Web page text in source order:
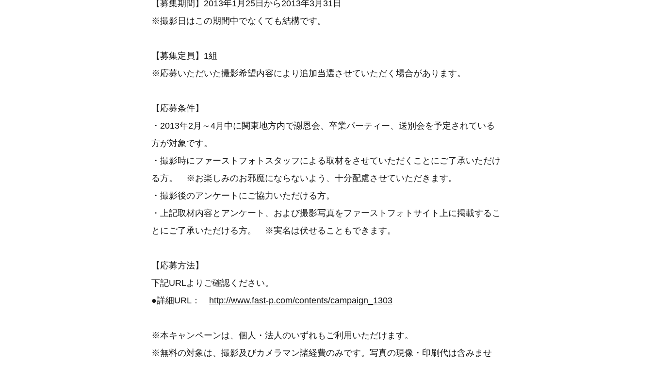
【募集期間】2013年1月25日から2013年3月31日
※撮影日はこの期間中でなくても結構です。
【募集定員】1組
※応募いただいた撮影希望内容により追加当選させていただく場合があります。
【応募条件】
・2013年2月～4月中に関東地方内で謝恩会、卒業パーティー、送別会を予定されている
方が対象です。
・撮影時にファーストフォトスタッフによる取材をさせていただくことにご了承いただけ
る方。 ※お楽しみのお邪魔にならないよう、十分配慮させていただきます。
・撮影後のアンケートにご協力いただける方。
・上記取材内容とアンケート、および撮影写真をファーストフォトサイト上に掲載するこ
とにご了承いただける方。 ※実名は伏せることもできます。
【応募方法】
下記URLよりご確認ください。
●詳細URL： http://www.fast-p.com/contents/campaign_1303
※本キャンペーンは、個人・法人のいずれもご利用いただけます。
※無料の対象は、撮影及びカメラマン諸経費のみです。写真の現像・印刷代は含みませ